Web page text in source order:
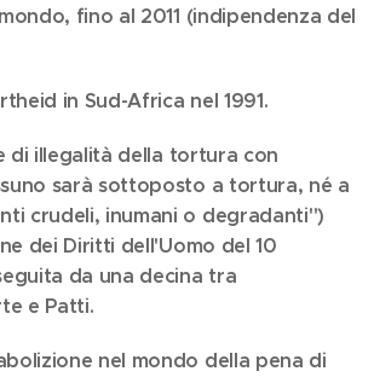
fino al 2011 (indipendenza del
in Sud-Africa nel 1991.
di illegalità della tortura con
sarà sottoposto a tortura, né a
crudeli, inumani o degradanti")
dei Diritti dell'Uomo del 10
da una decina tra
e Patti.
nel mondo della pena di